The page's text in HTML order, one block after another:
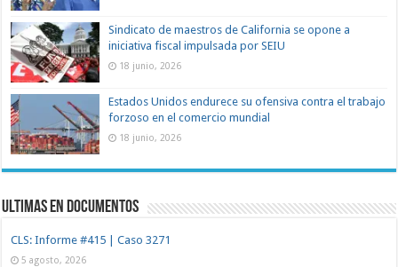
Sindicato de maestros de California se opone a
iniciativa fiscal impulsada por SEIU
18 junio, 2026
Estados Unidos endurece su ofensiva contra el trabajo
forzoso en el comercio mundial
18 junio, 2026
Ultimas en documentos
CLS: Informe #415 | Caso 3271
5 agosto, 2026